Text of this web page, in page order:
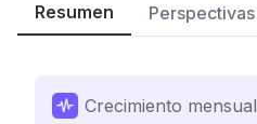
Resumen
Crecimiento mensual